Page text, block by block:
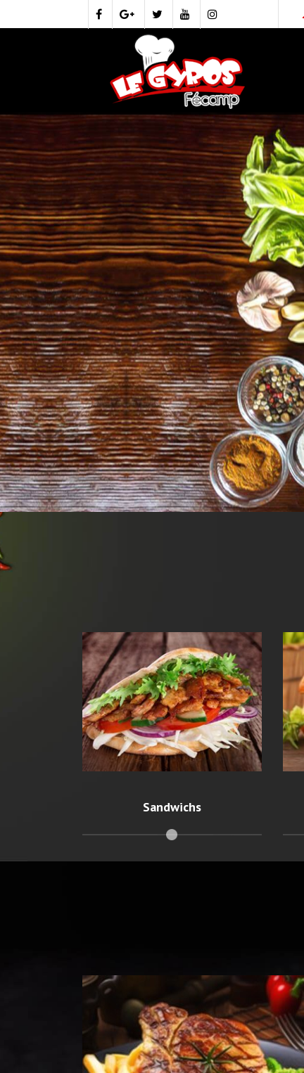
Sandwichs
Avec des ingrédients variés
et frais.
Sandwichs